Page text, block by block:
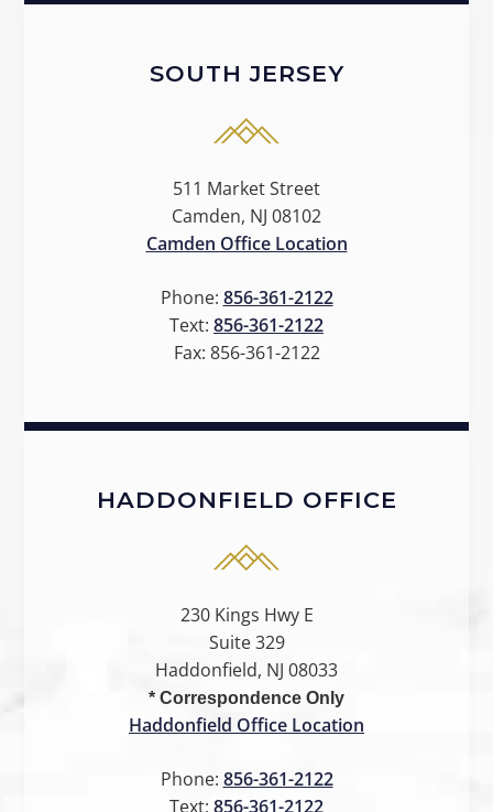
SOUTH JERSEY
511 Market Street
Camden, NJ 08102
Camden Office Location
Phone: 856-361-2122
Text: 856-361-2122
Fax: 856-361-2122
HADDONFIELD OFFICE
230 Kings Hwy E
Suite 329
Haddonfield, NJ 08033
* Correspondence Only
Haddonfield Office Location
Phone: 856-361-2122
Text: 856-361-2122